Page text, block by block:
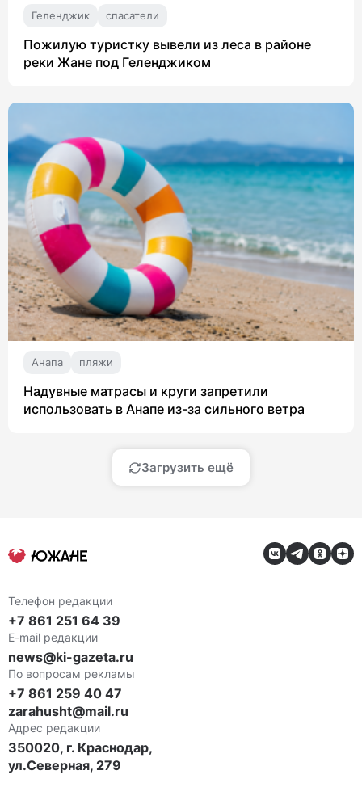
Геленджик спасатели
Пожилую туристку вывели из леса в районе
реки Жане под Геленджиком
Анапа пляжи
Надувные матрасы и круги запретили
использовать в Анапе из-за сильного ветра
Загрузить ещё
Телефон редакции
+7 861 251 64 39
E-mail редакции
news@ki-gazeta.ru
По вопросам рекламы
+7 861 259 40 47
zarahusht@mail.ru
Адрес редакции
350020, г. Краснодар,
ул.Северная, 279